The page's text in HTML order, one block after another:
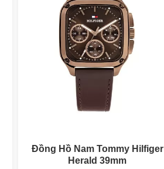
Đồng Hồ Nam Tommy Hilfiger
Herald 39mm